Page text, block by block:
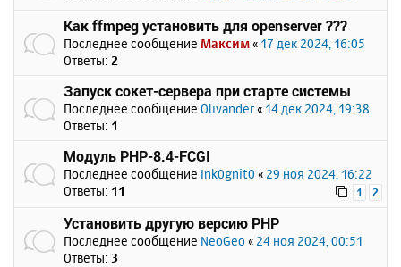
Как ffmpeg установить для openserver ???
Последнее сообщение Максим « 17 дек 2024, 16:05
Ответы: 2
Запуск сокет-сервера при старте системы
Последнее сообщение Olivander « 14 дек 2024, 19:38
Ответы: 1
Модуль PHP-8.4-FCGI
Последнее сообщение Ink0gnit0 « 29 ноя 2024, 16:22
Ответы: 11 1 2
Установить другую версию PHP
Последнее сообщение NeoGeo « 24 ноя 2024, 00:51
Ответы: 3